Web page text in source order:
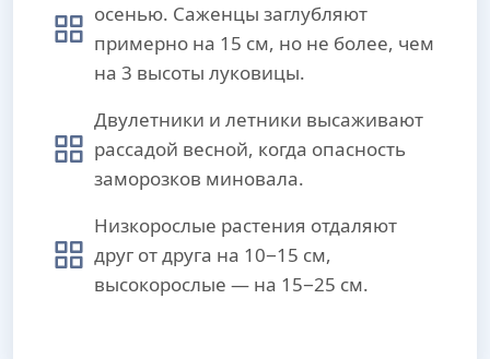
осенью. Саженцы заглубляют
примерно на 15 см, но не более, чем
на 3 высоты луковицы.
Двулетники и летники высаживают
рассадой весной, когда опасность
заморозков миновала.
Низкорослые растения отдаляют
друг от друга на 10−15 см,
высокорослые — на 15−25 см.